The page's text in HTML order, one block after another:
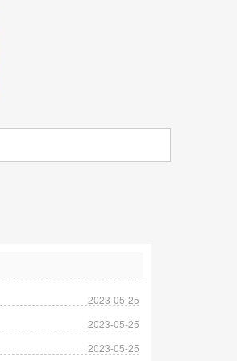
2023-05-25
2023-05-25
2023-05-25